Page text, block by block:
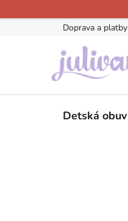
na
Doprava a platby
Detská obuv